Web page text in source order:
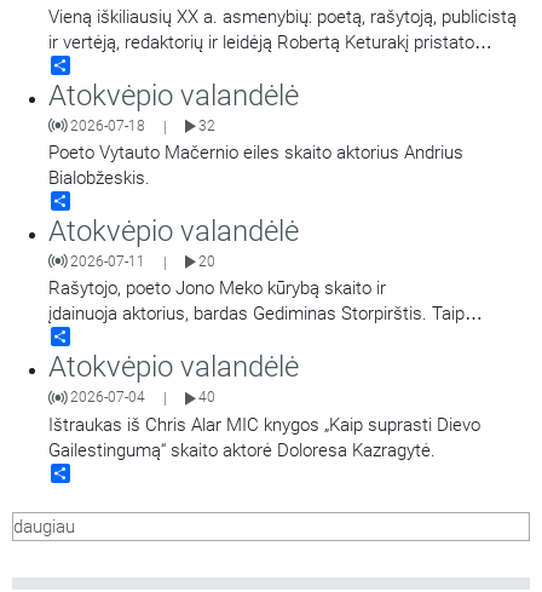
Vieną iškiliausių XX a. asmenybių: poetą, rašytoją, publicistą
ir vertėją, redaktorių ir leidėją Robertą Keturakį pristato
Maironio lietuvių literatūros muziejaus muziejininkė Virginija
Paplauskienė.
Atokvėpio valandėlė
2026-07-18 | 32
Poeto Vytauto Mačernio eiles skaito aktorius Andrius
Bialobžeskis.
Atokvėpio valandėlė
2026-07-11 | 20
Rašytojo, poeto Jono Meko kūrybą skaito ir
įdainuoja aktorius, bardas Gediminas Storpirštis. Taip
pat girdime kūrinius pagal Jono Meko žodžius iš Gedimino
Storpirščio dainų rinkinio „Šaknys“.
Atokvėpio valandėlė
2026-07-04 40
Ištraukas iš Chris Alar MIC knygos „Kaip suprasti Dievo
Gailestingumą“ skaito aktorė Doloresa Kazragytė.
daugiau